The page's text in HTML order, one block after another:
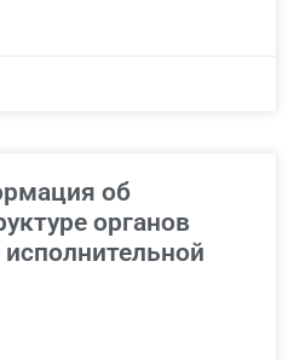
об
органов
исполнительной